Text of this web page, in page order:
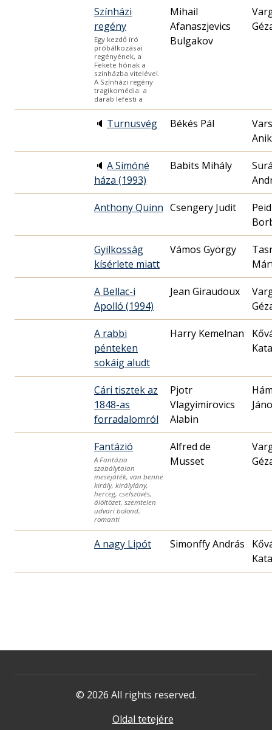
Színházi
regény
Egy kezdő író
próbálkozásai
regényének, a
Fekete hónak a
színházba vitelével.
A Színházi regény
tragikomédia: a
darab lefesti a
Mihail
Afanaszjevics
Bulgakov
🔈 Turnusvég Békés Pál
🔈 A Simóné
háza (1993)
Babits Mihály
Anthony Quinn Csengery Judit
Gyilkosság
kísérlete miatt
Vámos György
A Bellac-i
Apolló (1994)
Jean Giraudoux
A rabbi
pénteken
sokáig aludt
Harry Kemelnan
Cári tisztek az
1848-as
forradalomról
Pjotr
Vlagyimirovics
Alabin
Fantázió
A Fantázia
szabálytalan
mesejáték, van benne
király, királylány,
herceg, cselszövés,
álöltözet, szemtelen
udvari bolond,
romanti
Alfred de
Musset
A nagy Lipót Simonffy András
© 2026 All rights reserved.
Oldal tetejére